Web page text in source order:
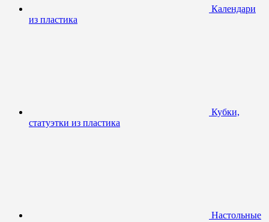
Календари
из пластика
Кубки,
статуэтки из пластика
Настольные